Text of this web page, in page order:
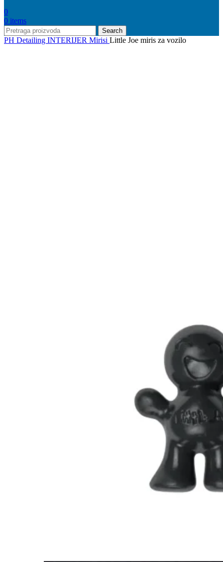
0
0 items
Search
PH Detailing INTERIJER Mirisi Little Joe miris za vozilo